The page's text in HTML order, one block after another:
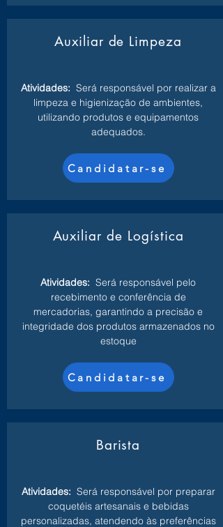
Auxiliar de Limpeza
Atividades: Será responsável por realizar a
limpeza e higienização de ambientes,
utilizando produtos e equipamentos
adequados.
Candidatar-se
Auxiliar de Logística
Atividades: Será responsável pelo
recebimento e conferência de
mercadorias, garantindo a precisão e
integridade dos produtos armazenados no
estoque
Candidatar-se
Barista
Atividades: Será responsável por preparar
coquetéis artesanais e bebidas
personalizadas, atendendo às preferências